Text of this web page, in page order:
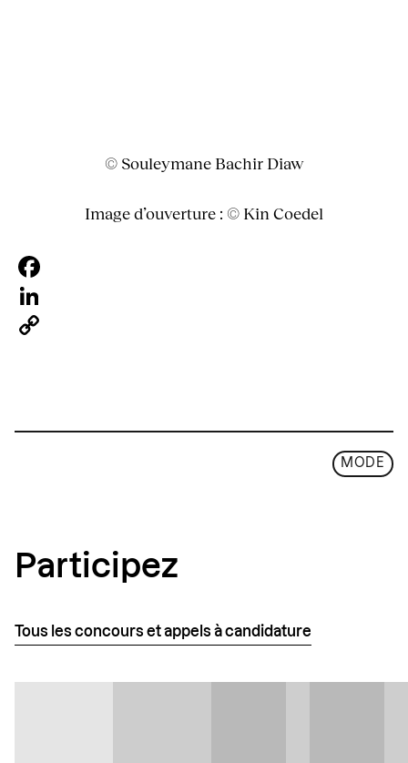
© Souleymane Bachir Diaw
Image d’ouverture : © Kin Coedel
Facebook
LinkedIn
MODE
Participez
Tous les concours et appels à candidature